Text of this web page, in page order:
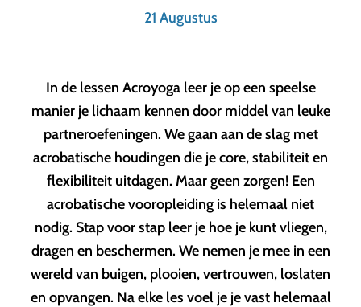
21 Augustus
In de lessen Acroyoga leer je op een speelse
manier je lichaam kennen door middel van leuke
partneroefeningen. We gaan aan de slag met
acrobatische houdingen die je core, stabiliteit en
flexibiliteit uitdagen. Maar geen zorgen! Een
acrobatische vooropleiding is helemaal niet
nodig. Stap voor stap leer je hoe je kunt vliegen,
dragen en beschermen. We nemen je mee in een
wereld van buigen, plooien, vertrouwen, loslaten
en opvangen. Na elke les voel je je vast helemaal